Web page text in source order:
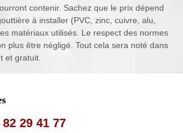
contenir. Sachez que le prix dépend
à installer (PVC, zinc, cuivre, alu,
matériaux utilisés. Le respect des normes
plus être négligé. Tout cela sera noté dans
et gratuit.
82 29 41 77